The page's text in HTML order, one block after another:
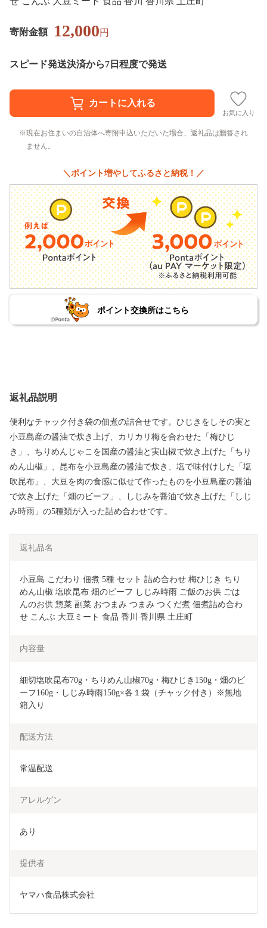
寄附金額 12,000円
スピード発送決済から7日程度で発送
お気に入り
現在お住まいの自治体へ寄附申込いただいた場合、返礼品は贈答され
ません。
＼ポイント増やしてふるさと納税！／
ポイント交換所はこちら
返礼品説明
便利なチャック付き袋の佃煮の詰合せです。ひじきをしその実と
小豆島産の醤油で炊き上げ、カリカリ梅を合わせた「梅ひじ
き」、ちりめんじゃこを国産の醤油と実山椒で炊き上げた「ちり
めん山椒」、昆布を小豆島産の醤油で炊き、塩で味付けした「塩
吹昆布」、大豆を肉の食感に似せて作ったものを小豆島産の醤油
で炊き上げた「畑のビーフ」、しじみを醤油で炊き上げた「しじ
み時雨」の5種類が入った詰め合わせです。
返礼品名
小豆島 こだわり 佃煮 5種 セット 詰め合わせ 梅ひじき ちり
めん山椒 塩吹昆布 畑のビーフ しじみ時雨 ご飯のお供 ごは
んのお供 惣菜 副菜 おつまみ つまみ つくだ煮 佃煮詰め合わ
せ こんぶ 大豆ミート 食品 香川 香川県 土庄町
内容量
細切塩吹昆布70g・ちりめん山椒70g・梅ひじき150g・畑のビ
ーフ160g・しじみ時雨150g×各１袋（チャック付き）※無地
箱入り
配送方法
常温配送
アレルゲン
あり
提供者
ヤマハ食品株式会社